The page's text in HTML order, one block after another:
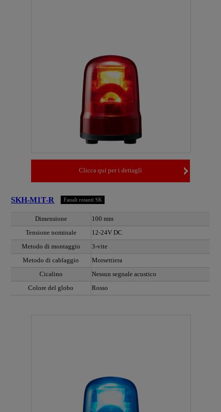
Clicca qui per i dettagli
SKH-M1T-R Fanali rotanti SK
Dimensione
100 mm
Tensione nominale
12-24V DC
Metodo di montaggio
3-vite
Metodo di cablaggio
Morsettiera
Cicalino
Nessun segnale acustico
Colore del globo
Rosso